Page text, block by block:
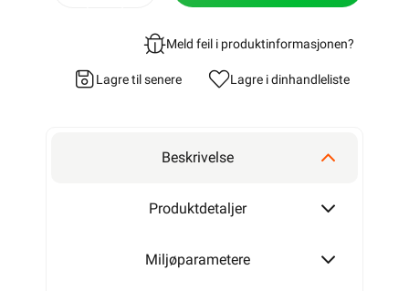
Meld feil i produktinformasjonen?
Lagre til senere Lagre i dinhandleliste
Beskrivelse
Produktdetaljer
Miljøparametere